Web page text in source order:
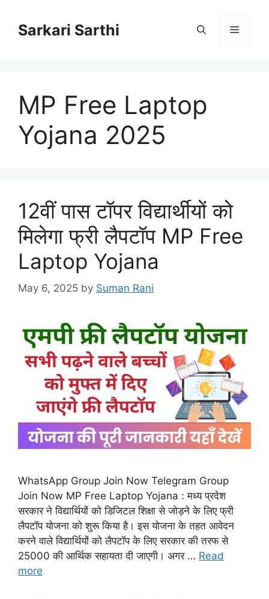
contentSarkari Sarthi Menu
MP Free Laptop
Yojana 2025
12वीं पास टॉपर विद्यार्थीयों को
मिलेगा फ्री लैपटॉप MP Free
Laptop Yojana
May 6, 2025 by Suman Rani
WhatsApp Group Join Now Telegram Group
Join Now MP Free Laptop Yojana : मध्य प्रदेश
सरकार ने विद्यार्थियों को डिजिटल शिक्षा से जोड़ने के लिए फ्री
लैपटॉप योजना को शुरू किया है। इस योजना के तहत आवेदन
करने वाले विद्यार्थियों को लैपटॉप के लिए सरकार की तरफ से
25000 की आर्थिक सहायता दी जाएगी। अगर … Read
more